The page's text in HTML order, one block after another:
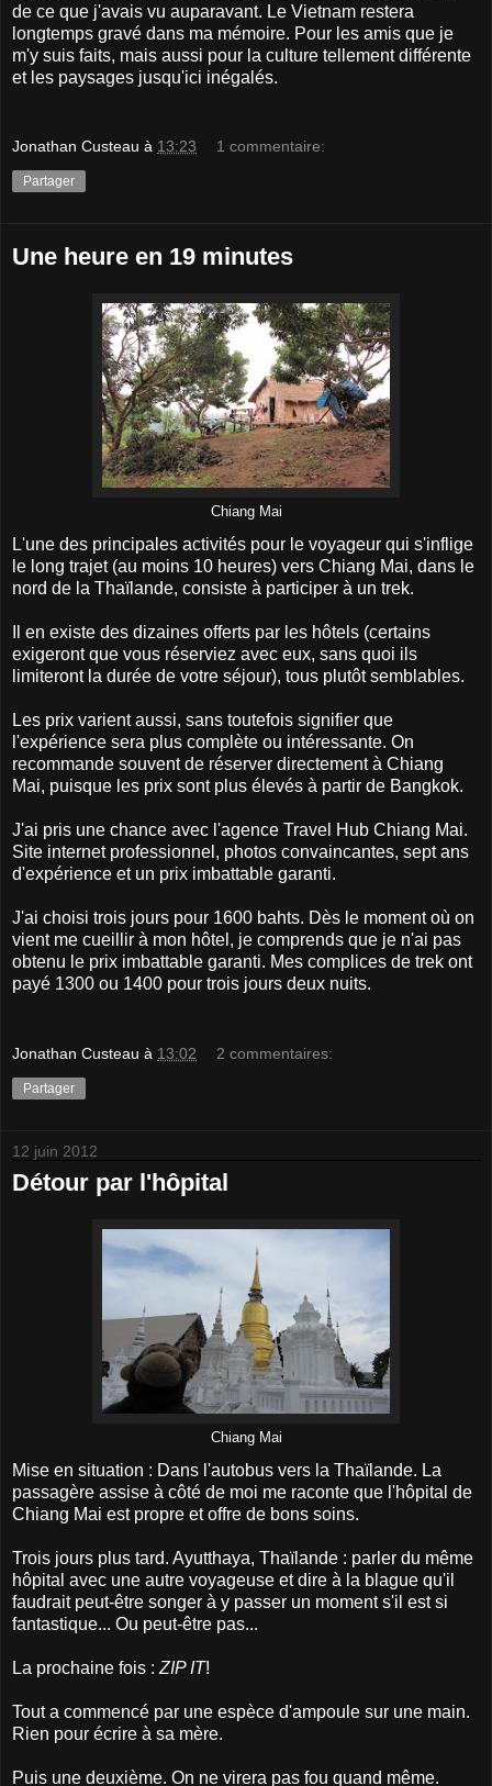
de ce que j'avais vu auparavant. Le Vietnam restera
longtemps gravé dans ma mémoire. Pour les amis que je
m'y suis faits, mais aussi pour la culture tellement différente
et les paysages jusqu'ici inégalés.
Jonathan Custeau à 13:23 1 commentaire:
Partager
Une heure en 19 minutes
Chiang Mai
L'une des principales activités pour le voyageur qui s'inflige
le long trajet (au moins 10 heures) vers Chiang Mai, dans le
nord de la Thaïlande, consiste à participer à un trek.
Il en existe des dizaines offerts par les hôtels (certains
exigeront que vous réserviez avec eux, sans quoi ils
limiteront la durée de votre séjour), tous plutôt semblables.
Les prix varient aussi, sans toutefois signifier que
l'expérience sera plus complète ou intéressante. On
recommande souvent de réserver directement à Chiang
Mai, puisque les prix sont plus élevés à partir de Bangkok.
J'ai pris une chance avec l'agence Travel Hub Chiang Mai.
Site internet professionnel, photos convaincantes, sept ans
d'expérience et un prix imbattable garanti.
J'ai choisi trois jours pour 1600 bahts. Dès le moment où on
vient me cueillir à mon hôtel, je comprends que je n'ai pas
obtenu le prix imbattable garanti. Mes complices de trek ont
payé 1300 ou 1400 pour trois jours deux nuits.
Jonathan Custeau à 13:02 2 commentaires:
Partager
12 juin 2012
Détour par l'hôpital
Chiang Mai
Mise en situation : Dans l'autobus vers la Thaïlande. La
passagère assise à côté de moi me raconte que l'hôpital de
Chiang Mai est propre et offre de bons soins.
Trois jours plus tard. Ayutthaya, Thaïlande : parler du même
hôpital avec une autre voyageuse et dire à la blague qu'il
faudrait peut-être songer à y passer un moment s'il est si
fantastique... Ou peut-être pas...
La prochaine fois : ZIP IT!
Tout a commencé par une espèce d'ampoule sur une main.
Rien pour écrire à sa mère.
Puis une deuxième. On ne virera pas fou quand même.